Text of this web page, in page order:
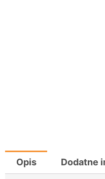
Opis Dodatne